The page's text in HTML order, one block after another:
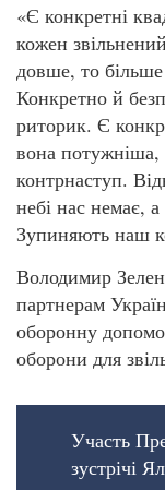
«Є конкретні
кожен
довше, то
Конкретно й
риторик. Є
вона
контрнаступ.
небі нас немає,
Зупиняють наш
Володимир
партнерам
оборонну
оборони для
Участь
зустрічі